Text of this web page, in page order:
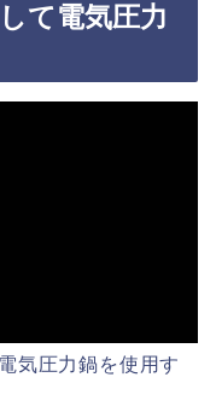
て電気圧力
気圧力鍋を使用す